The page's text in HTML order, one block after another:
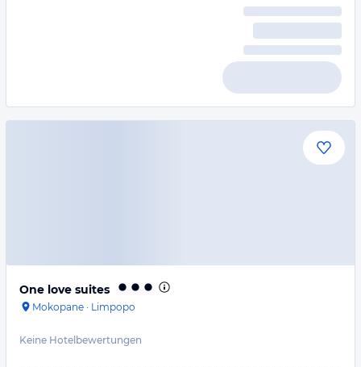
One love suites
Mokopane · Limpopo
Keine Hotelbewertungen